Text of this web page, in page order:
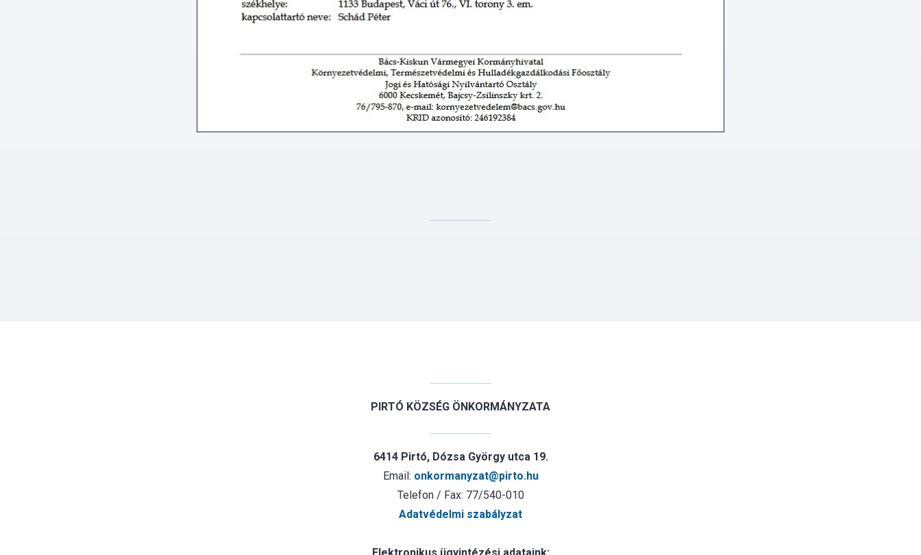
PIRTÓ KÖZSÉG ÖNKORMÁNYZATA
6414 Pirtó, Dózsa György utca 19.
Email: onkormanyzat@pirto.hu
Telefon / Fax: 77/540-010
Adatvédelmi szabályzat